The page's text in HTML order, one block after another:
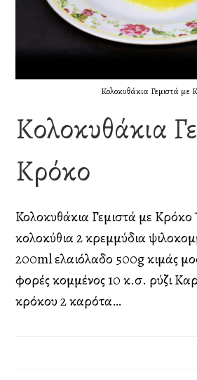
Κολοκυθάκια Γεμιστά με
Κολοκυθάκια
Κρόκο
Κολοκυθάκια Γεμιστά με Κρόκο
κολοκύθια 2 κρεμμύδια
200ml ελαιόλαδο 500g κιμάς
φορές κομμένος 10 κ.σ. ρύζι
κρόκου 2 καρότα…